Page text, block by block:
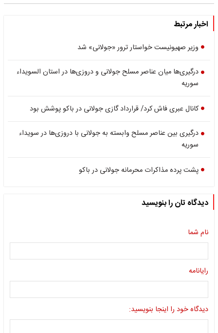
اخبار مرتبط
وزیر صهیونیست خواستار ترور «جولانی» شد
درگیری‌ها میان عناصر مسلح جولانی و دروزی‌ها در استان السویداء
سوریه
کانال عبری فاش کرد/ قرارداد گازی جولانی در باکو پوشش بود
درگیری بین عناصر مسلح وابسته به جولانی با دروزی‌ها در سویداء
سوریه
پشت پرده مذاکرات محرمانه جولانی در باکو
دیدگاه تان را بنویسید
نام شما
رایانامه
دیدگاه خود را اینجا بنویسید: